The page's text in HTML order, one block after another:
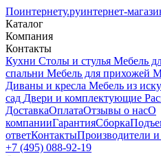
Поинтернету.руинтернет-
Каталог
Компания
Контакты
Кухни Столы и стулья Мебель
спальни Мебель для прихожей
Диваны и кресла Мебель из
сад Двери и комплектующие
ДоставкаОплатаОтзывы о насО
компанииГарантияСборка
ответКонтактыПроизводители
+7 (495) 088-92-19